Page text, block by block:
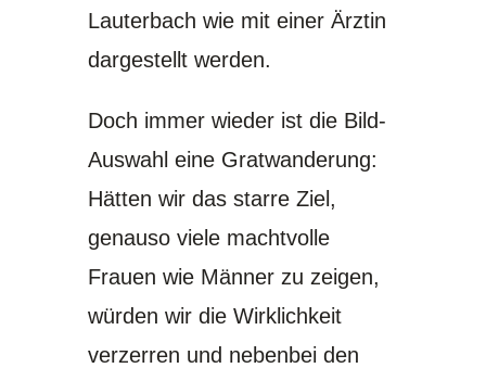
Lauterbach wie mit einer Ärztin
dargestellt werden.
Doch immer wieder ist die Bild-
Auswahl eine Gratwanderung:
Hätten wir das starre Ziel,
genauso viele machtvolle
Frauen wie Männer zu zeigen,
würden wir die Wirklichkeit
verzerren und nebenbei den